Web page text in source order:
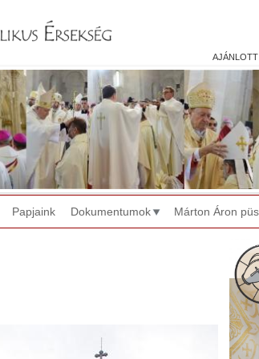
ajánlott
Papjaink Dokumentumok Márton Áron